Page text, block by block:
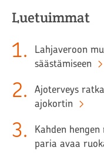
Luetuimmat
1.
Lahjaveroon
säästämiseen
2.
Ajoterveys
ajokortin
3.
Kahden
paria avaa